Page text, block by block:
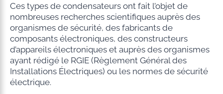
Ces types de condensateurs ont fait l’objet de
nombreuses recherches scientifiques auprès des
organismes de sécurité, des fabricants de
composants électroniques, des constructeurs
d’appareils électroniques et auprès des organismes
ayant rédigé le RGIE (Règlement Général des
Installations Électriques) ou les normes de sécurité
électrique.